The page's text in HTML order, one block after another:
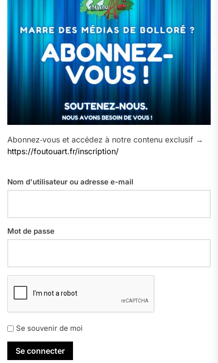
Abonnez‑vous et accédez à notre contenu exclusif →
https://foutouart.fr/inscription/
Nom d'utilisateur ou adresse e-mail
Mot de passe
Se souvenir de moi